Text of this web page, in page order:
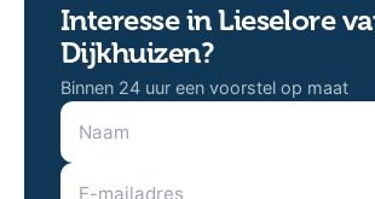
Interesse in Lieselore
Dijkhuizen?
Binnen 24 uur een voorstel op maat